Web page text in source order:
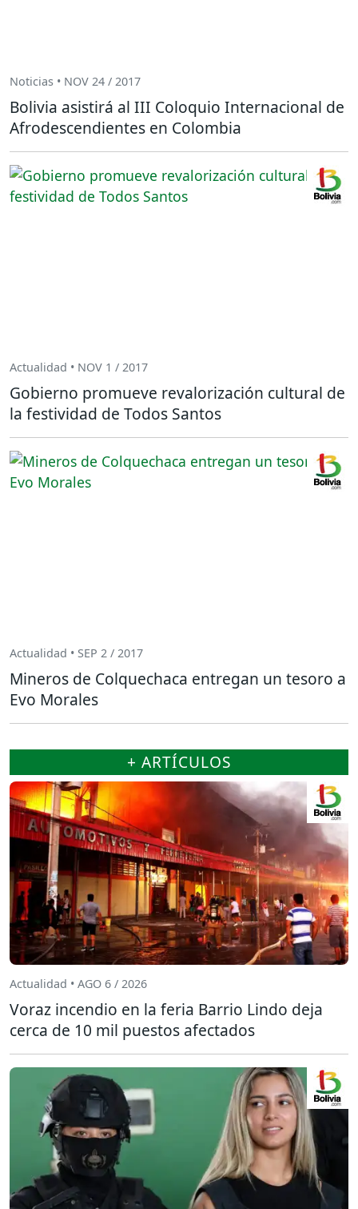
Noticias • NOV 24 / 2017
Bolivia asistirá al III Coloquio Internacional de
Afrodescendientes en Colombia
Actualidad • NOV 1 / 2017
Gobierno promueve revalorización cultural de
la festividad de Todos Santos
Actualidad • SEP 2 / 2017
Mineros de Colquechaca entregan un tesoro a
Evo Morales
+ ARTÍCULOS
Actualidad • AGO 6 / 2026
Voraz incendio en la feria Barrio Lindo deja
cerca de 10 mil puestos afectados